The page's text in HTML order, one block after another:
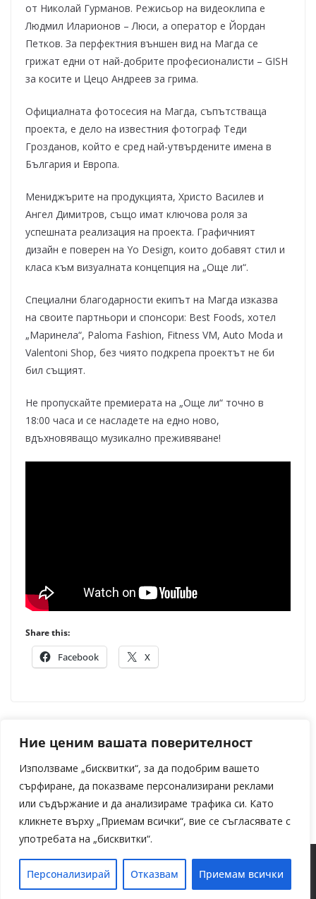
Ние ценим вашата поверителност
Използваме „бисквитки“, за да подобрим вашето
сърфиране, да показваме персонализирани реклами
или съдържание и да анализираме трафика си. Като
кликнете върху „Приемам всички“, вие се съгласявате с
употребата на „бисквитки“.
Персонализирай Отказвам Приемам всички
от Николай Гурманов. Режисьор на видеоклипа е
Людмил Иларионов – Люси, а оператор е Йордан
Петков. За перфектния външен вид на Магда се
грижат едни от най-добрите професионалисти – GISH
за косите и Цецо Андреев за грима.
Официалната фотосесия на Магда, съпътстваща
проекта, е дело на известния фотограф Теди
Грозданов, който е сред най-утвърдените имена в
България и Европа.
Мениджърите на продукцията, Христо Василев и
Ангел Димитров, също имат ключова роля за
успешната реализация на проекта. Графичният
дизайн е поверен на Yo Design, които добавят стил и
класа към визуалната концепция на „Още ли“.
Специални благодарности екипът на Магда изказва
на своите партньори и спонсори: Best Foods, хотел
„Маринела“, Paloma Fashion, Fitness VM, Auto Moda и
Valentoni Shop, без чиято подкрепа проектът не би
бил същият.
Не пропускайте премиерата на „Още ли“ точно в
18:00 часа и се насладете на едно ново,
вдъхновяващо музикално преживяване!
Share this:
Facebook X
терапия в България
Броени дни до VIP Awards – едно от най-
престижните събития на годината
Copyright © 2026Media 2700. Powered byColorMagand
WordPress.